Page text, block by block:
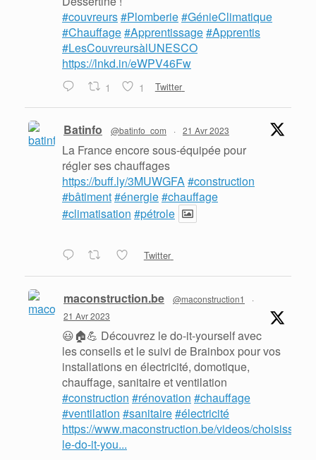
#couvreurs#Plomberie#GénieClimatique
#Chauffage#Apprentissage#Apprentis
#LesCouvreursàlUNESCO
https://lnkd.in/eWPV46Fw
1 1 Twitter
Batinfo @batinfo_com · 21 Avr 2023
La France encore sous-équipée pour
régler ses chauffages
https://buff.ly/3MUWGFA#construction
#bâtiment#énergie#chauffage
#climatisation #pétrole
Twitter
maconstruction.be @maconstruction1
·
21 Avr 2023
😃🏠💪 Découvrez le do-it-yourself avec
les conseils et le suivi de Brainbox pour vos
installations en électricité, domotique,
chauffage, sanitaire et ventilation
#construction #rénovation #chauffage
#ventilation #sanitaire#électricité
https://www.maconstruction.be/videos/choisissez-
le-do-it-you...